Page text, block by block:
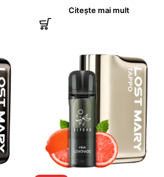
Citește mai mult